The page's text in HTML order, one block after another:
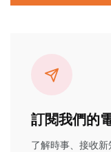
訂閱我們的
了解時事、接收新